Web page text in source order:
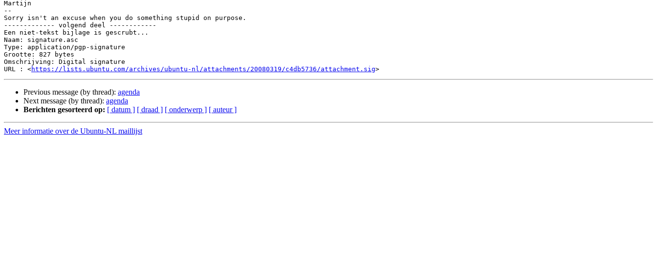
Martijn
--
Sorry isn't an excuse when you do something stupid on purpose.
------------- volgend deel ------------
Een niet-tekst bijlage is gescrubt...
Naam: signature.asc
Type: application/pgp-signature
Grootte: 827 bytes
Omschrijving: Digital signature
URL : <https://lists.ubuntu.com/archives/ubuntu-nl/attachments/20080319/c4db5736/attachment.sig
Previous message (by thread): agenda
Next message (by thread): agenda
Berichten gesorteerd op: [ datum ] [ draad ] [ onderwerp ] [ auteur ]
Meer informatie over de Ubuntu-NL maillijst